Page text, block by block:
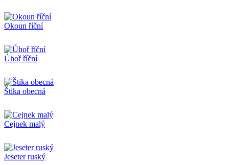
Okoun říční
Úhoř říční
Štika obecná
Cejnek malý
Jeseter ruský